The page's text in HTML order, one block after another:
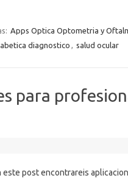
Apps Optica Optometria y
diagnostico , salud ocular
para
este post encontrareis